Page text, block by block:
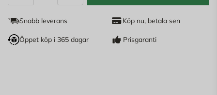
Snabb leverans Köp nu, betala sen
Öppet köp i 365 dagar Prisgaranti